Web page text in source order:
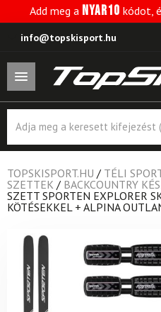
Add meg a NYAR10 kódot,
info@topskisport.hu
search
TOPSKISPORT.HU / TÉLI
SZETTEK / BACKCOUNTRY
SZETT SPORTEN EXPLORER
KÖTÉSEKKEL + ALPINA